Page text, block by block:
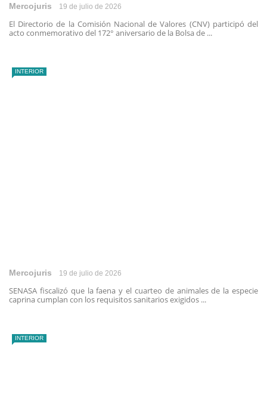
Mercojuris 19 de julio de 2026
El Directorio de la Comisión Nacional de Valores (CNV) participó del
acto conmemorativo del 172° aniversario de la Bolsa de ...
INTERIOR
Mercojuris 19 de julio de 2026
SENASA fiscalizó que la faena y el cuarteo de animales de la especie
caprina cumplan con los requisitos sanitarios exigidos ...
INTERIOR